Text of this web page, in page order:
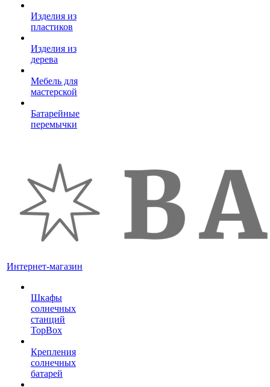
Изделия из
пластиков
Изделия из
дерева
Мебель для
мастерской
Батарейные
перемычки
Интернет-магазин
Шкафы
солнечных
станций
TopBox
Крепления
солнечных
батарей